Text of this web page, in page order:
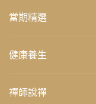
當期精選
健康養生
禪師說禪